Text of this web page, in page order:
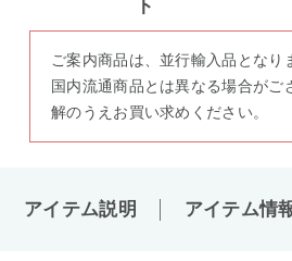
ご案内商品は、並行輸入品となり
国内流通商品とは異なる場合がご
解のうえお買い求めください。
アイテム説明 アイテム情